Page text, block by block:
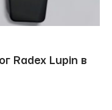
Radex Lupin в